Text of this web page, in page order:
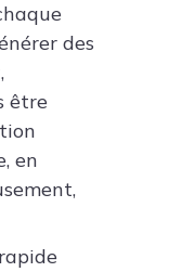
des
être
en